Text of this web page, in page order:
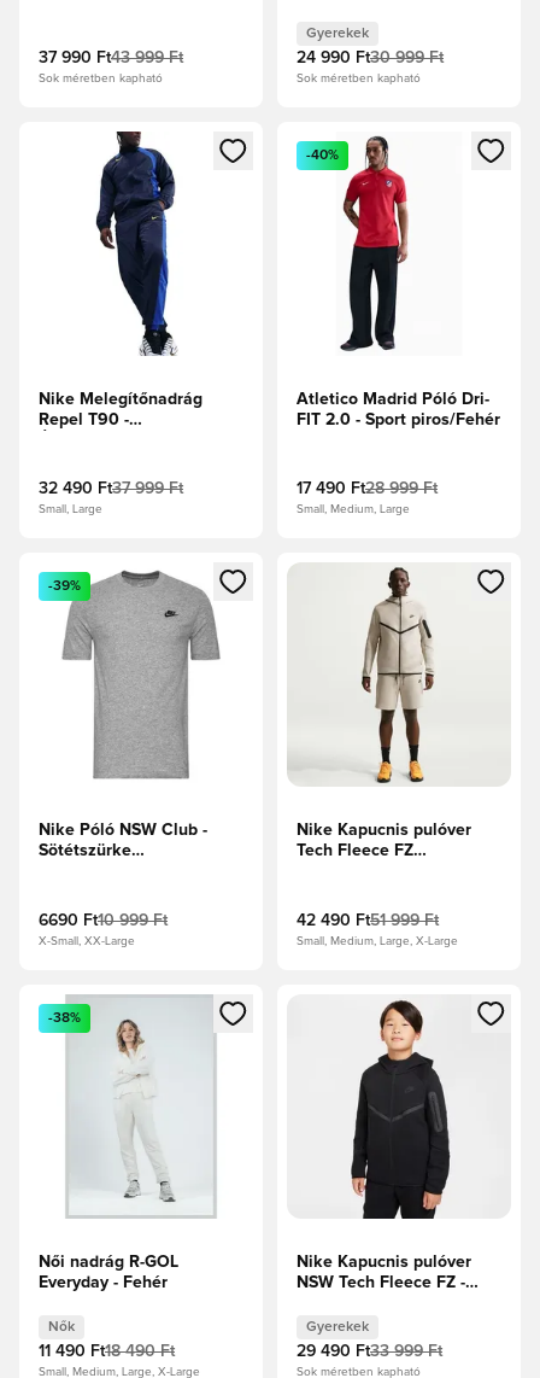
37 990 Ft43 999 Ft
Sok méretben kapható
Gyerekek
24 990 Ft30 999 Ft
Sok méretben kapható
Megnyit egy modált a bejelentkezéshez vagy a tagként
Nike Melegítőnadrág
Repel T90 -
32 490 Ft37 999 Ft
Small, Large
Megnyit egy modált a
-40%
Atletico Madrid Póló Dri-
FIT 2.0 - Sport piros/Fehér
17 490 Ft28 999 Ft
Small, Medium, Large
Megnyit egy modált a bejelentkezéshez vagy a tagként
-39%
Nike Póló NSW Club -
Sötétszürke
6690 Ft10 999 Ft
X-Small, XX-Large
Megnyit egy modált a
Nike Kapucnis pulóver
Tech Fleece FZ
42 490 Ft51 999 Ft
Small, Medium, Large, X-Large
Megnyit egy modált a bejelentkezéshez vagy a tagként
-38%
Női nadrág R-GOL
Everyday - Fehér
Nők
11 490 Ft18 490 Ft
Small, Medium, Large, X-Large
Megnyit egy modált a
Nike Kapucnis pulóver
NSW Tech Fleece FZ -
Gyerekek
29 490 Ft33 999 Ft
Sok méretben kapható